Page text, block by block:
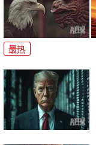
最热